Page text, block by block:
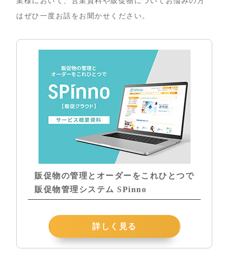
はぜひ一度お話をお聞かせください。
販促物の管理とオーダーをこれひとつで
販促物管理システム SPinno
詳しく見る